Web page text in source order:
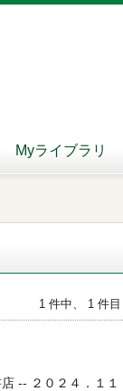
Myライブラリ
1 件中、 1 件目
-- ２０２４．１１